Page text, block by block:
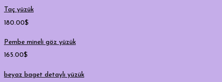
Taç yüzük
180.00$
Pembe mineli göz yüzük
165.00$
beyaz baget detaylı yüzük